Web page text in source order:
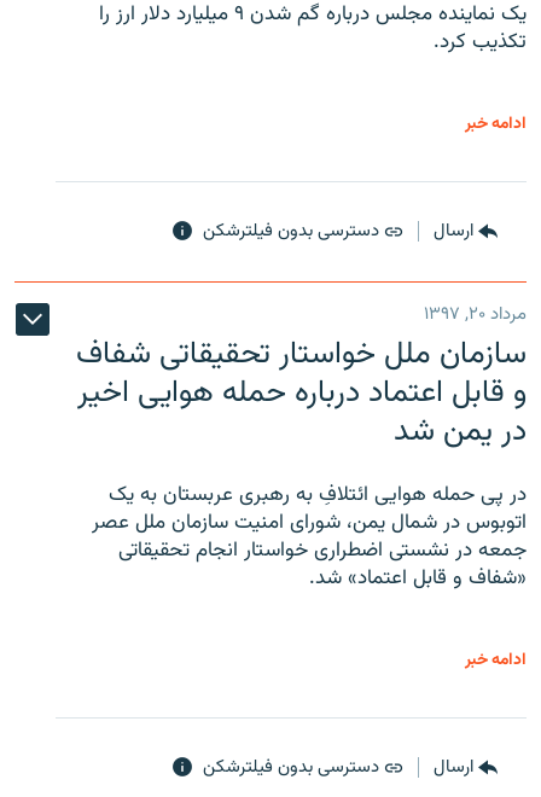
یک نماینده مجلس درباره گم شدن ۹ میلیارد دلار ارز را
تکذیب کرد.
ادامه خبر
ارسال دسترسی بدون فیلترشکن
مرداد ۲۰, ۱۳۹۷
سازمان ملل خواستار تحقیقاتی شفاف
و قابل اعتماد درباره حمله هوایی اخیر
در یمن شد
در پی حمله هوایی ائتلافِ به رهبری عربستان به یک
اتوبوس در شمال یمن، شورای امنیت سازمان ملل عصر
جمعه در نشستی اضطراری خواستار انجام تحقیقاتی
«شفاف و قابل اعتماد» شد.
ادامه خبر
ارسال دسترسی بدون فیلترشکن